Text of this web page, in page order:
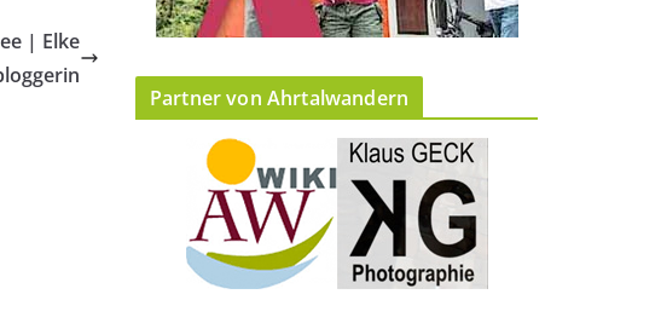
| Elke
Partner von Ahrtalwandern